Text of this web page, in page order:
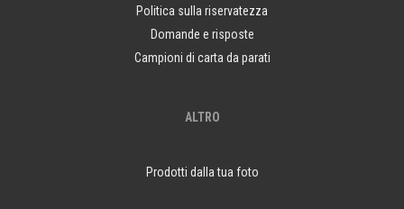
Politica sulla riservatezza
Domande e risposte
Campioni di carta da parati
ALTRO
Prodotti dalla tua foto